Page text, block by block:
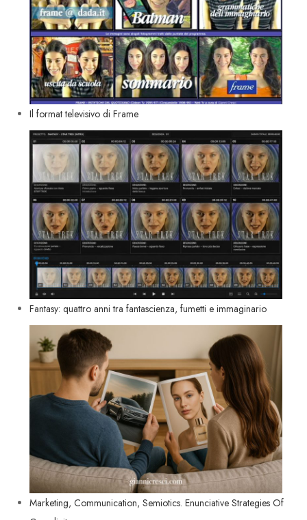
Il format televisivo di Frame
Fantasy: quattro anni tra fantascienza, fumetti e immaginario
Marketing, Communication, Semiotics. Enunciative Strategies Of